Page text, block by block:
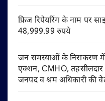
फ्रिज रिपेयरिंग के नाम पर
48,999.99 रुपये
जन समस्याओं के निराकरण में
एक्शन, CMHO,
जनपद व श्रम अधिकारी की